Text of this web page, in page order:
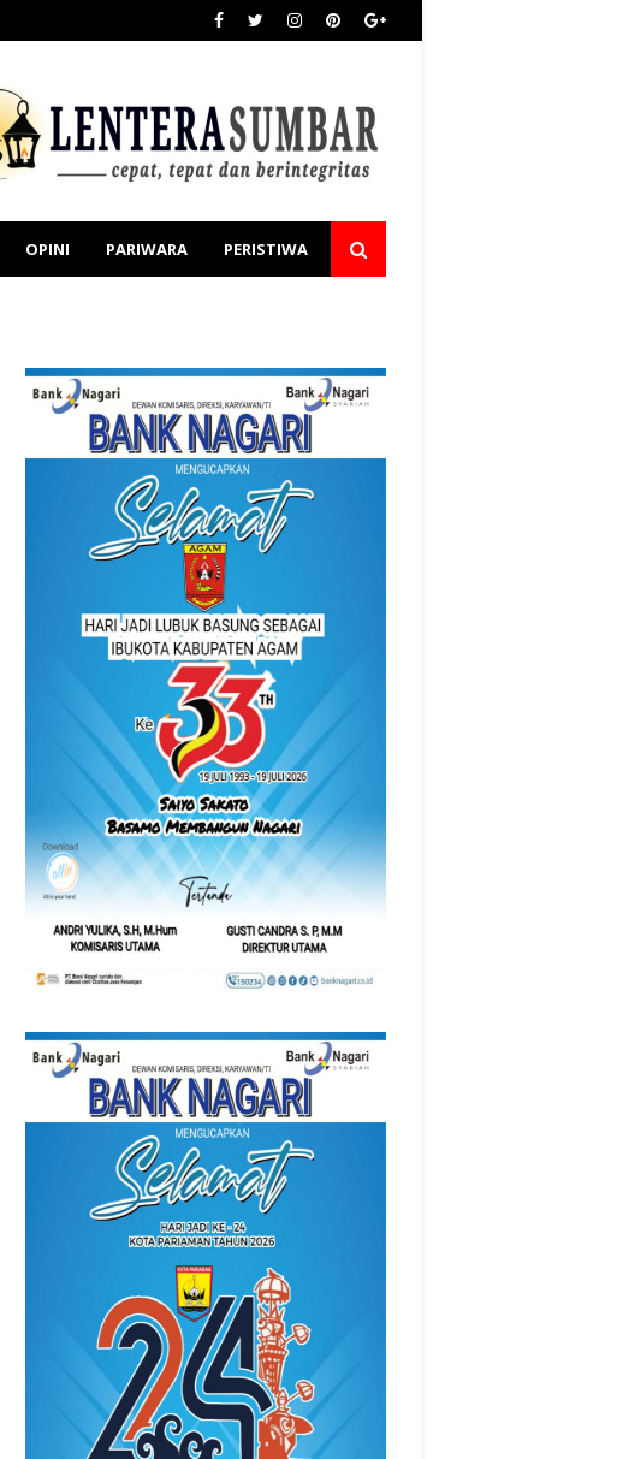
OPINI PARIWARA PERISTIWA